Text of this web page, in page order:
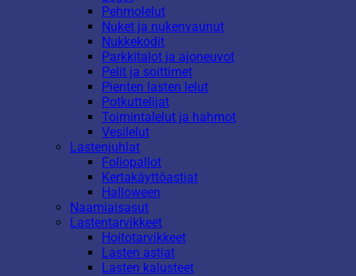
Pehmolelut
Nuket ja nukenvaunut
Nukkekodit
Parkkitalot ja ajoneuvot
Pelit ja soittimet
Pienten lasten lelut
Potkuttelijat
Toimintalelut ja hahmot
Vesilelut
Lastenjuhlat
Foliopallot
Kertakäyttöastiat
Halloween
Naamiaisasut
Lastentarvikkeet
Hoitotarvikkeet
Lasten astiat
Lasten kalusteet